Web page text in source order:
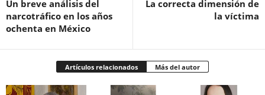
Un breve análisis del
narcotráfico en los años
ochenta en México
La correcta dimensión de
la víctima
Artículos relacionados Más del autor